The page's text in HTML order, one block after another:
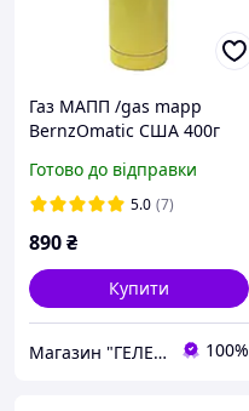
Газ МАПП /gas mapp
BernzOmatic США 400г
Готово до відправки
5.0 (7)
890₴
Купити
Магазин "ГЕЛЕОС ПЛЮС" 100%